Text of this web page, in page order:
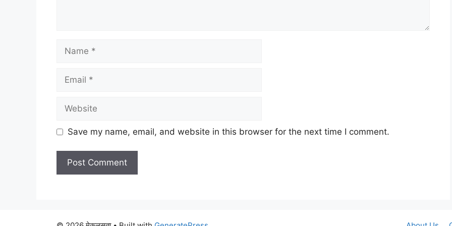
Save my name, email, and website in this browser for the next time I comment.